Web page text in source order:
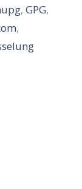
,GPG,
,